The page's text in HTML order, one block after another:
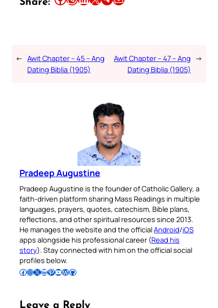
Share:
← Awit Chapter – 45 – Ang
Dating Biblia (1905)
Awit Chapter – 47 – Ang
Dating Biblia (1905)
→
Pradeep Augustine
Pradeep Augustine is the founder of Catholic Gallery, a
faith-driven platform sharing Mass Readings in multiple
languages, prayers, quotes, catechism, Bible plans,
reflections, and other spiritual resources since 2013.
He manages the website and the officialAndroid/iOS
apps alongside his professional career (Read his
story). Stay connected with him on the official social
profiles below.
Follow Pradeep on Facebook Follow Pradeep on InstagramFollow Pradeep on X Follow Pradeep on LinkedIn Follow Pradeep on Pinterest Subscribe to Pradeep’s Youtube Channel Follow Pradeep on WordPress Follow Pradeep on GitHub
Leave a Reply